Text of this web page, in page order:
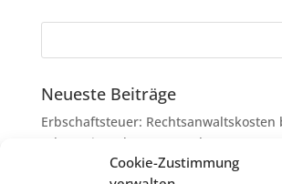
Cookie-Zustimmung
Neueste Beiträge
Erbschaftsteuer:
Erbauseinandersetzung als
Nachlassverbindlichkeiten